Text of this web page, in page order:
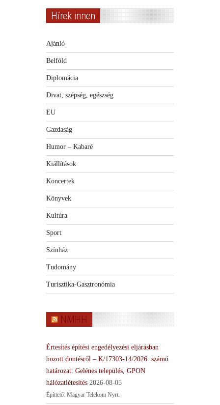
Hírek innen
Ajánló
Belföld
Diplomácia
Divat, szépség, egészség
EU
Gazdaság
Humor – Kabaré
Kiállítások
Koncertek
Könyvek
Kultúra
Sport
Színház
Tudomány
Turisztika-Gasztronómia
NMHH
Értesítés építési engedélyezési eljárásban
hozott döntésről – K/17303-14/2026. számú
határozat: Gelénes település, GPON
hálózatlétesítés 2026-08-05
Építtető: Magyar Telekom Nyrt.